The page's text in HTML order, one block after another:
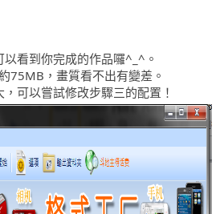
看到你完成的作品囉^_^。
75MB，畫質看不出有變差。
可以嘗試修改步驟三的配置！